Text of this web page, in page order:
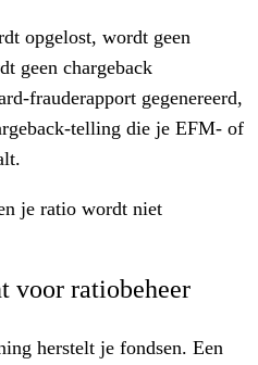
opgelost, wordt geen
geen chargeback
frauderapport gegenereerd,
telling die je EFM- of
je ratio wordt niet
voor ratiobeheer
herstelt je fondsen. Een